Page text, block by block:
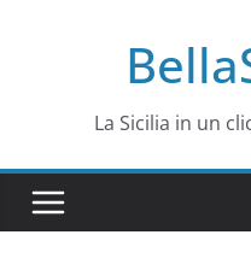
La Sicilia in un